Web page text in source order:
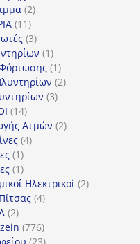
22
1111
προϊόντα
33
προϊόντα
11
προϊόν
11
προϊόν
22
33
1414
προϊόντα
Ατμών 22
44
11
προϊόν
11
προϊόν
Ηλεκτρικοί 22
44
22
προϊόντα
776776
προϊόντα
2323